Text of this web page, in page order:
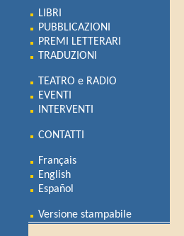
LIBRI
PUBBLICAZIONI
PREMI LETTERARI
TRADUZIONI
TEATRO e RADIO
EVENTI
INTERVENTI
CONTATTI
Français
English
Español
Versione stampabile